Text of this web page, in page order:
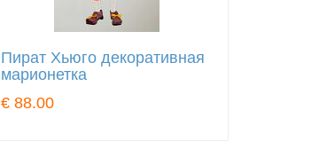
Пират Хьюго декоративная
марионетка
€ 88.00